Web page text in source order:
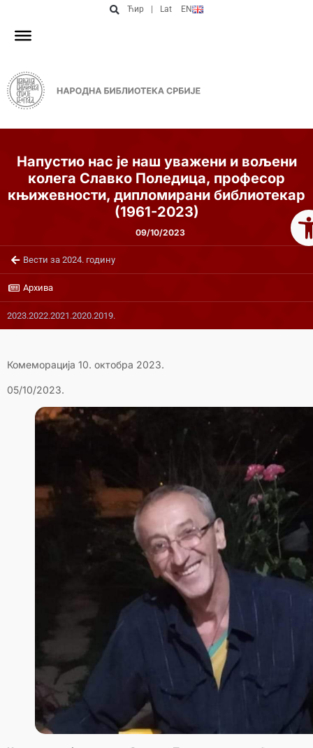
Ћир Lat EN
Напустио нас је наш уважени и вољени
кoлега Славко Поледица, професор
књижевности, дипломирани библиотекар
(1961-2023)
09/10/2023
Вести за 2024. годину
Архива
2023.2022.2021.2020.2019.
Комеморација 10. октобра 2023.
05/10/2023.